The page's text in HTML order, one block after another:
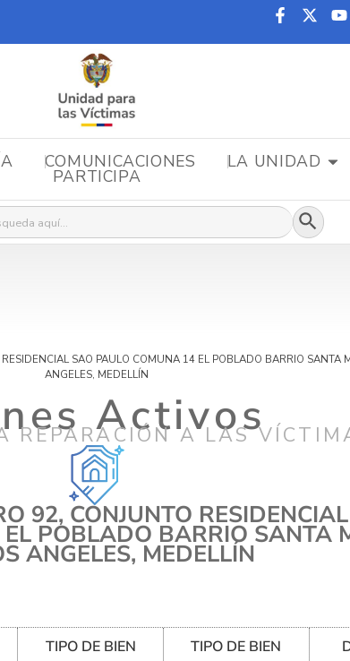
COMUNICACIONES LA UNIDAD
PARTICIPA
Botón
SAO PAULO COMUNA 14 EL POBLADO BARRIO SANTA
ANGELES, MEDELLÍN
Activos
REPARACIÓN A LAS
92, CONJUNTO
POBLADO BARRIO SANTA
ANGELES, MEDELLÍN
TIPO DE BIEN TIPO DE BIEN